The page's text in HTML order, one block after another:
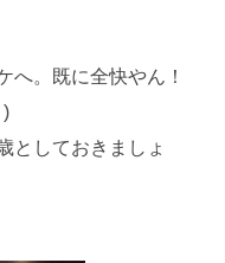
へ。既に全快やん！
)
としておきましょ